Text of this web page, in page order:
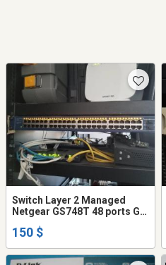
Switch Layer 2 Managed
Netgear GS748T 48 ports GB
150 $